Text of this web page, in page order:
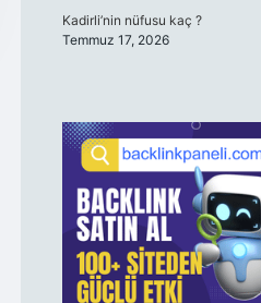
Kadirli’nin nüfusu kaç ?
Temmuz 17, 2026